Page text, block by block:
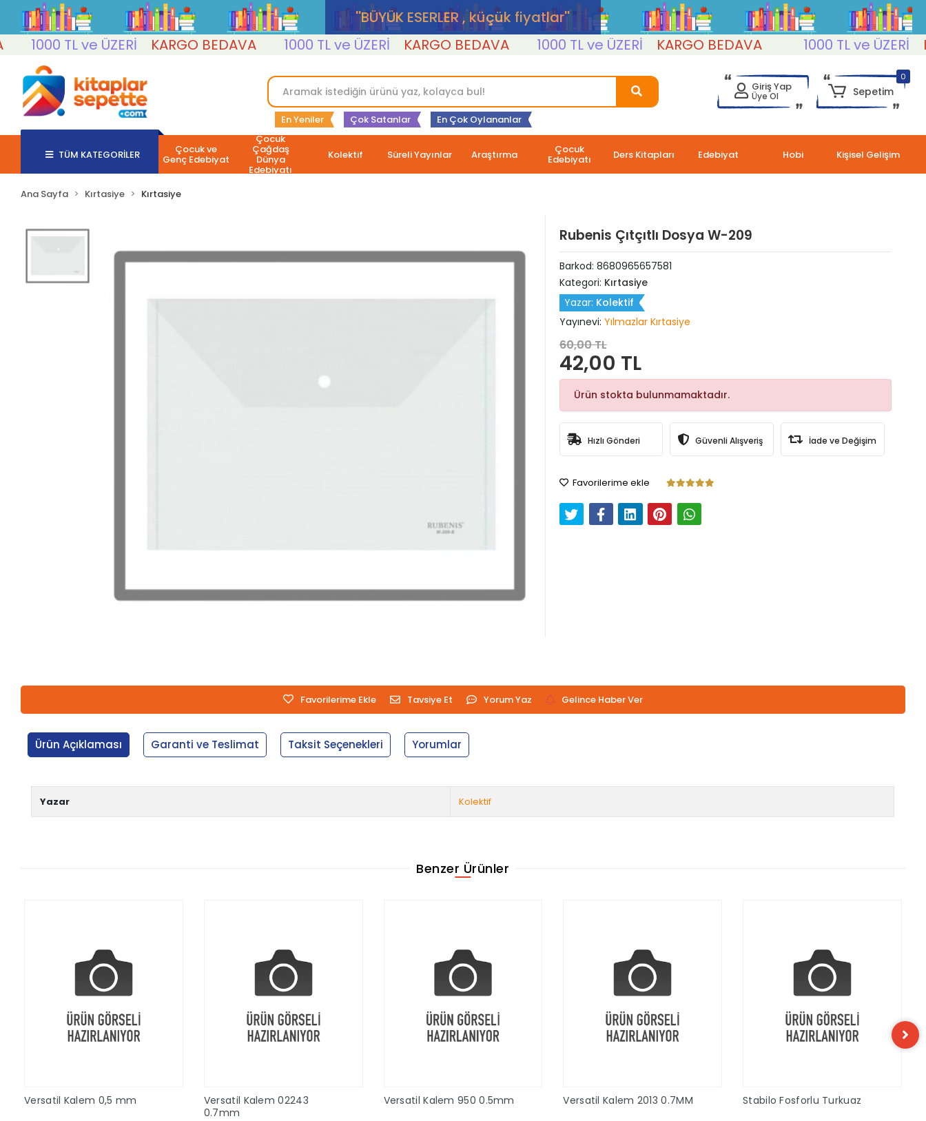
''BÜYÜK ESERLER , küçük fiyatlar''
1000 TL ve ÜZERİ
KARGO BEDAVA 1000 TL ve ÜZERİ KARGO BEDAVA 1000 TL ve ÜZERİ KARGO BEDAVA 1000 TL ve ÜZERİ
En Yeniler Çok Satanlar En Çok Oylananlar
Giriş Yap
Üye Ol
0
Sepetim
TÜM KATEGORİLER Çocuk ve
Genç Edebiyat
Çocuk
Çağdaş
Dünya
Edebiyatı
Kolektif Süreli Yayınlar Araştırma Çocuk
Edebiyatı Ders Kitapları Edebiyat Hobi Kişisel Gelişim
Ana Sayfa Kırtasiye Kırtasiye
Rubenis Çıtçıtlı Dosya W-209
Barkod: 8680965657581
Kategori: Kırtasiye
Yazar: Kolektif
Yayınevi: Yılmazlar Kırtasiye
60,00 TL
42,00 TL
Ürün stokta bulunmamaktadır.
Hızlı Gönderi Güvenli Alışveriş İade ve Değişim
Favorilerime ekle
Favorilerime Ekle Tavsiye Et Yorum Yaz Gelince Haber Ver
Ürün Açıklaması Garanti ve Teslimat Taksit Seçenekleri Yorumlar
Yazar Kolektif
Benzer Ürünler
Versatil Kalem 0,5 mm
Versatil Kalem 02243
0.7mm
Versatil Kalem 950 0.5mm Versatil Kalem 2013 0.7MM Stabilo Fosforlu Turkuaz